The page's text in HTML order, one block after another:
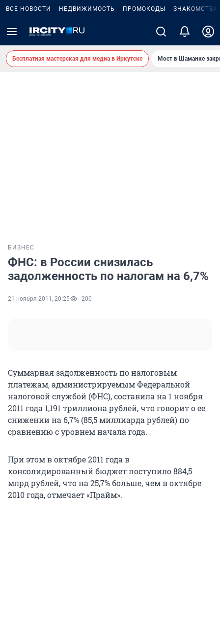
ВСЕ НОВОСТИ НЕДВИЖИМОСТЬ ПРОМОКОДЫ ЗНАКОМСТВА
Бесплатная мастерская для медиа в Иркутске Мост в Шаманке
БИЗНЕС
ФНС: в России снизилась
задолженность по налогам на 6,7%
21 ноября 2011, 20:25 200
Суммарная задолженность по налоговым
платежам, администрируемым Федеральной
налоговой службой (ФНС), составила на 1 ноября
2011 года 1,191 триллиона рублей, что говорит о ее
снижении на 6,7% (85,5 миллиарда рублей) по
сравнению с уровнем начала года.
При этом в октябре 2011 года в
консолидированный бюджет поступило 884,5
млрд рублей, что на 25,7% больше, чем в октябре
2010 года, отмечает «Прайм».